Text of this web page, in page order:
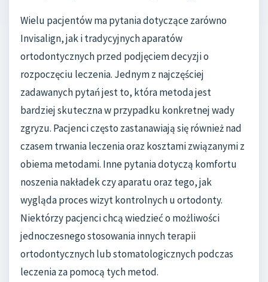
Wielu pacjentów ma pytania dotyczące zarówno
Invisalign, jak i tradycyjnych aparatów
ortodontycznych przed podjęciem decyzji o
rozpoczęciu leczenia. Jednym z najczęściej
zadawanych pytań jest to, która metoda jest
bardziej skuteczna w przypadku konkretnej wady
zgryzu. Pacjenci często zastanawiają się również nad
czasem trwania leczenia oraz kosztami związanymi z
obiema metodami. Inne pytania dotyczą komfortu
noszenia nakładek czy aparatu oraz tego, jak
wygląda proces wizyt kontrolnych u ortodonty.
Niektórzy pacjenci chcą wiedzieć o możliwości
jednoczesnego stosowania innych terapii
ortodontycznych lub stomatologicznych podczas
leczenia za pomocą tych metod.